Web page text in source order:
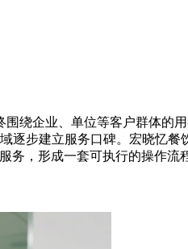
绕企业、单位等客户群体的
步建立服务口碑。宏晓忆餐
务，形成一套可执行的操作流